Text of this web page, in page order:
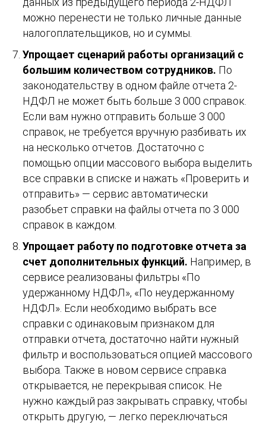
можно перенести не только личные данные
налогоплательщиков, но и суммы.
Упрощает сценарий работы организаций с
большим количеством сотрудников. По
законодательству в одном файле отчета 2-
НДФЛ не может быть больше 3 000 справок.
Если вам нужно отправить больше 3 000
справок, не требуется вручную разбивать их
на несколько отчетов. Достаточно с
помощью опции массового выбора выделить
все справки в списке и нажать «Проверить и
отправить» — сервис автоматически
разобьет справки на файлы отчета по 3 000
справок в каждом.
Упрощает работу по подготовке отчета за
счет дополнительных функций. Например, в
сервисе реализованы фильтры «По
удержанному НДФЛ», «По неудержанному
НДФЛ». Если необходимо выбрать все
справки с одинаковым признаком для
отправки отчета, достаточно найти нужный
фильтр и воспользоваться опцией массового
выбора. Также в новом сервисе справка
открывается, не перекрывая список. Не
нужно каждый раз закрывать справку, чтобы
открыть другую, — легко переключаться